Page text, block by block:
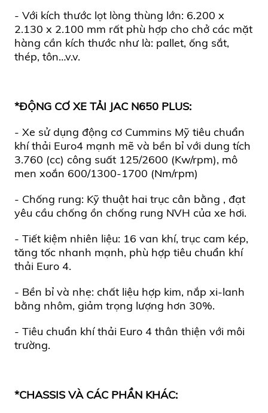
- Với kích thước lọt lòng thùng lớn: 6.200 x
2.130 x 2.100 mm rất phù hợp cho chở các mặt
hàng cần kích thước như là: pallet, ống sắt,
thép, tôn…v.v.
*ĐỘNG CƠ XE TẢI JAC N650 PLUS:
- Xe sử dụng động cơ Cummins Mỹ tiêu chuẩn
khí thải Euro4 mạnh mẽ và bền bỉ với dung tích
3.760 (cc) công suất 125/2600 (Kw/rpm), mô
men xoắn 600/1300-1700 (Nm/rpm)
- Chống rung: Kỹ thuật hai trục cân bằng , đạt
yêu cầu chống ồn chống rung NVH của xe hơi.
- Tiết kiệm nhiên liệu: 16 van khí, trục cam kép,
tăng tốc nhanh mạnh, phù hợp tiêu chuẩn khí
thải Euro 4.
- Bền bỉ và nhẹ: chất liệu hợp kim, nắp xi-lanh
bằng nhôm, giảm trọng lượng hơn 30%.
- Tiêu chuẩn khí thải Euro 4 thân thiện với môi
trường.
*CHASSIS VÀ CÁC PHẦN KHÁC: